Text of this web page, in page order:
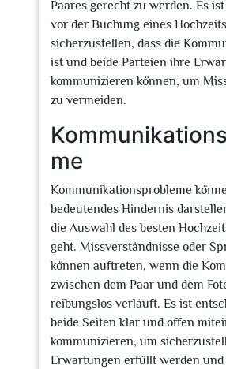
Paares gerecht zu werden. Es
vor der Buchung eines
sicherzustellen, dass die
ist und beide Parteien ihre
kommunizieren können, um
zu vermeiden.
me
Kommunikationsprobleme
bedeutendes Hindernis
die Auswahl des besten
geht. Missverständnisse oder
können auftreten, wenn die
zwischen dem Paar und dem
reibungslos verläuft. Es ist
beide Seiten klar und offen
kommunizieren, um
Erwartungen erfüllt werden und